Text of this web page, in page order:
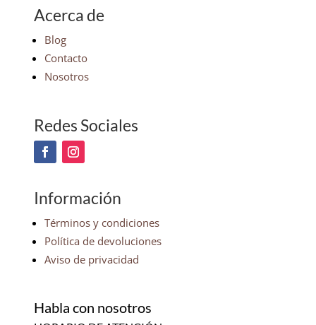
Acerca de
Blog
Contacto
Nosotros
Redes Sociales
Información
Términos y condiciones
Política de devoluciones
Aviso de privacidad
Habla con nosotros